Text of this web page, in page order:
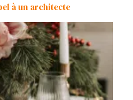
à un architecte